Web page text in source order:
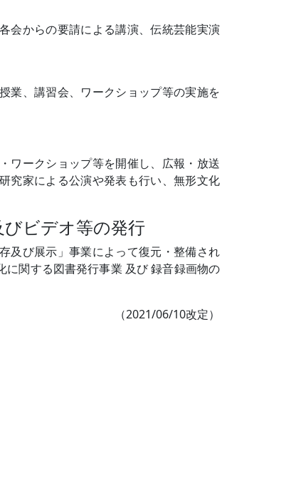
会からの要請による講演、伝統芸能実演
業、講習会、ワークショップ等の実施を
ワークショップ等を開催し、広報・放送
究家による公演や発表も行い、無形文化
ビデオ等の発行
及び展示」事業によって復元・整備され
関する図書発行事業 及び 録音録画物の
（2021/06/10改定）